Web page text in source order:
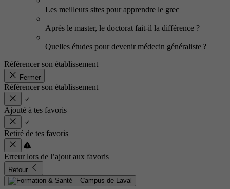
Les meilleurs sites pour apprendre le grec
Après le master, le doctorat fait-il la différence ?
Quelles études pour devenir médecin généraliste ?
Référencer son établissement
Fermer
Référencer son établissement
Ajouté à tes favoris
Retiré de tes favoris
Erreur lors de l’ajout aux favoris
Retour